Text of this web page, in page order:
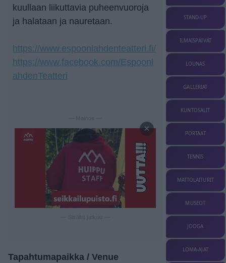
kuullaan liikuttavia puheenvuoroja
ja halataan ja nauretaan.
https://www.espoonlahdenteatteri.fi/
https://www.facebook.com/Espoonl
ahdenTeatteri
— Mainos —
×
Tapahtumapaikka / Venue
STAND-UP
ILMAISPÄIVÄT
LOUNAS
GALLERIAT
KUNTOSALIT
PORTAAT
TENNIS
MATTOLAITURIT
MUSEOT
JOOGA
LOMA-AJAT